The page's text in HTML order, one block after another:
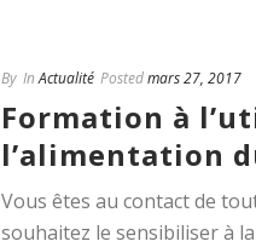
By In Actualité Postedmars 27, 2017
Formation à
l’alimentation
Vous êtes au contact de
souhaitez le sensibiliser à